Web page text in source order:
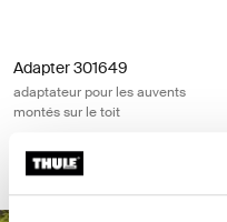
Adapter 301649
adaptateur pour les auvents
montés sur le toit
159,95 $